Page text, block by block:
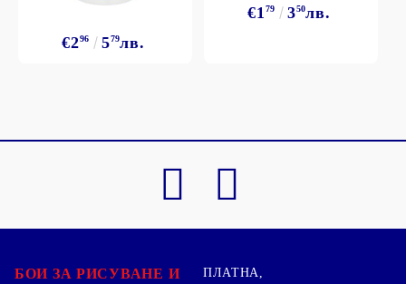
€296 579лв.
€1 79 350лв.
БОИ ЗА РИСУВАНЕ И
ПЛАТНА,